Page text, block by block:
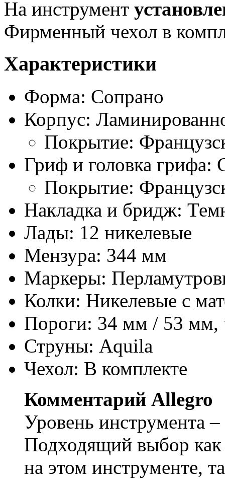
На инструмент
Фирменный чехол в
Характеристики
Форма: Сопрано
Корпус:
Покрытие:
Гриф и головка грифа:
Покрытие:
Накладка и бридж:
Лады: 12 никелевые
Мензура: 344 мм
Маркеры:
Колки: Никелевые с
Пороги: 34 мм / 53 мм,
Струны: Aquila
Чехол: В комплекте
Комментарий Allegro
Уровень инструмента
Подходящий выбор
на этом инструменте,